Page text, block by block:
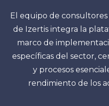
El equipo de
de Izertis integra la
marco de
específicas del sector,
y procesos
rendimiento de los